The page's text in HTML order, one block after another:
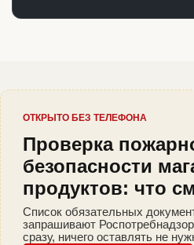
ОТКРЫТО БЕЗ ТЕЛЕФОНА
Проверка
безопасности
продуктов: что
Список обязательных
запрашивают
сразу, ничего оставлять не